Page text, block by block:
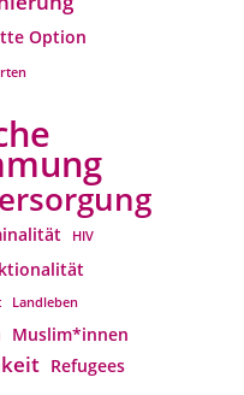
Option
HIV
Landleben
Muslim*innen
Refugees